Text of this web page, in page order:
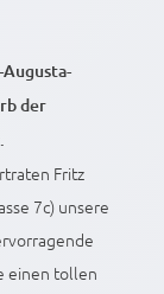
der
Fritz
7c) unsere
einen tollen